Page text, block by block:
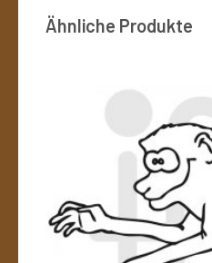
Ähnliche Produkte